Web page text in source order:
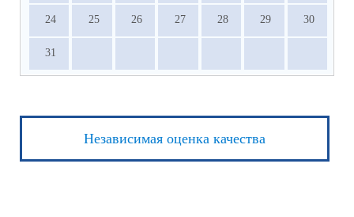
24 25 26 27 28 29 30
31
Независимая оценка качества